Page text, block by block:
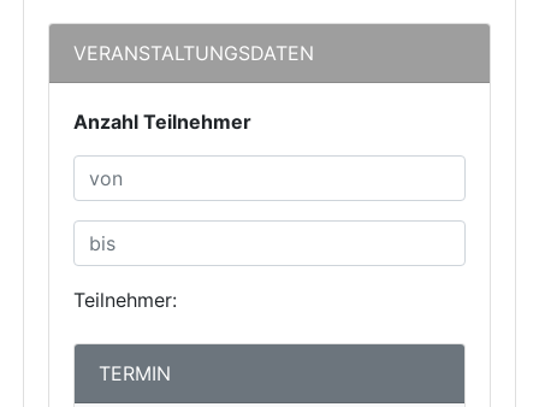
VERANSTALTUNGSDATEN
Anzahl Teilnehmer
Teilnehmer:
TERMIN